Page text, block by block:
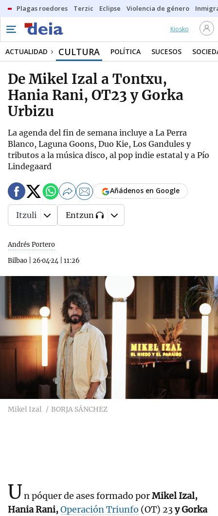
Plagas roedores Terzic Eclipse Violencia de género
Kiosko
ACTUALIDAD CULTURA POLÍTICA SUCESOS
De Mikel Izal a Tontxu,
Hania Rani, OT23 y Gorka
Urbizu
La agenda del fin de semana incluye a La Perra
Blanco, Laguna Goons, Duo Kie, Los Gandules y
tributos a la música disco, al pop indie estatal y a Pío
Lindegaard
Andrés Portero
Bilbao
26·04·24 11:26
Añádenos en Google
Itzuli Entzun
Mikel Izal BORJA SÁNCHEZ
Un póquer de ases formado porMikel Izal,
Hania Rani,Operación Triunfo (OT) 23y Gorka